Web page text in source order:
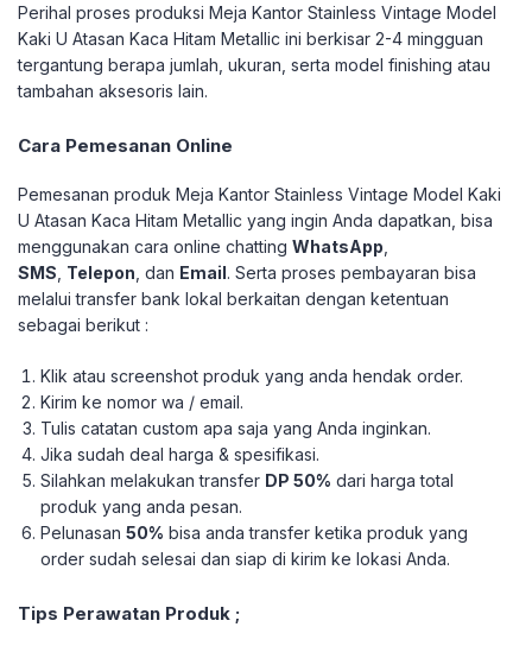
Perihal proses produksi Meja Kantor Stainless Vintage Model
Kaki U Atasan Kaca Hitam Metallic ini berkisar 2-4 mingguan
tergantung berapa jumlah, ukuran, serta model finishing atau
tambahan aksesoris lain.
Cara Pemesanan Online
Pemesanan produk Meja Kantor Stainless Vintage Model Kaki
U Atasan Kaca Hitam Metallic yang ingin Anda dapatkan, bisa
menggunakan cara online chatting WhatsApp
SMS Telepon , dan Email. Serta proses pembayaran bisa
melalui transfer bank lokal berkaitan dengan ketentuan
sebagai berikut :
Klik atau screenshot produk yang anda hendak order.
Kirim ke nomor wa / email.
Tulis catatan custom apa saja yang Anda inginkan.
Jika sudah deal harga & spesifikasi.
Silahkan melakukan transfer DP 50% dari harga total
produk yang anda pesan.
Pelunasan50% bisa anda transfer ketika produk yang
order sudah selesai dan siap di kirim ke lokasi Anda.
Tips Perawatan Produk ;